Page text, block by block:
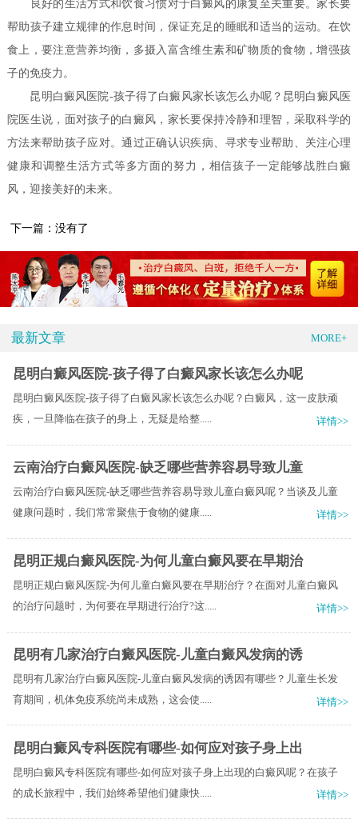
良好的生活方式和饮食习惯对于白癜风的康复至关重要。家长要
帮助孩子建立规律的作息时间，保证充足的睡眠和适当的运动。在饮
食上，要注意营养均衡，多摄入富含维生素和矿物质的食物，增强孩
子的免疫力。
昆明白癜风医院-孩子得了白癜风家长该怎么办呢？昆明白癜风医
院医生说，面对孩子的白癜风，家长要保持冷静和理智，采取科学的
方法来帮助孩子应对。通过正确认识疾病、寻求专业帮助、关注心理
健康和调整生活方式等多方面的努力，相信孩子一定能够战胜白癜
风，迎接美好的未来。
下一篇：没有了
最新文章 MORE+
昆明白癜风医院-孩子得了白癜风家长该怎么办呢
昆明白癜风医院-孩子得了白癜风家长该怎么办呢？白癜风，这一皮肤顽
疾，一旦降临在孩子的身上，无疑是给整.....
详情>>
云南治疗白癜风医院-缺乏哪些营养容易导致儿童
云南治疗白癜风医院-缺乏哪些营养容易导致儿童白癜风呢？当谈及儿童
健康问题时，我们常常聚焦于食物的健康.....
详情>>
昆明正规白癜风医院-为何儿童白癜风要在早期治
昆明正规白癜风医院-为何儿童白癜风要在早期治疗？在面对儿童白癜风
的治疗问题时，为何要在早期进行治疗?这.....
详情>>
昆明有几家治疗白癜风医院-儿童白癜风发病的诱
昆明有几家治疗白癜风医院-儿童白癜风发病的诱因有哪些？儿童生长发
育期间，机体免疫系统尚未成熟，这会使.....
详情>>
昆明白癜风专科医院有哪些-如何应对孩子身上出
昆明白癜风专科医院有哪些-如何应对孩子身上出现的白癜风呢？在孩子
的成长旅程中，我们始终希望他们健康快.....
详情>>